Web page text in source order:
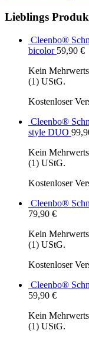
Lieblings
Cleenbo®
bicolor 59,90 €
Kein
(1) UStG.
Kostenloser
Cleenbo®
style DUO
Kein
(1) UStG.
Kostenloser
Cleenbo®
79,90 €
Kein
(1) UStG.
Kostenloser
Cleenbo®
59,90 €
Kein
(1) UStG.